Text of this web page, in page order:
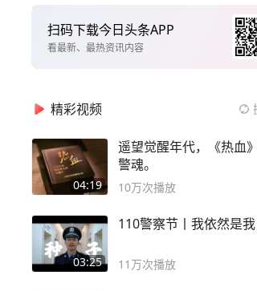
扫码下载今日头条APP
看最新、最热资讯内容
精彩视频
04:19
遥望觉醒年代，《热血
警魂。
10万次播放
03:25
110警察节丨我依然是我
11万次播放